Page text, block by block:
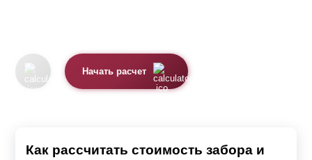
Начать расчет
Как рассчитать стоимость забора и